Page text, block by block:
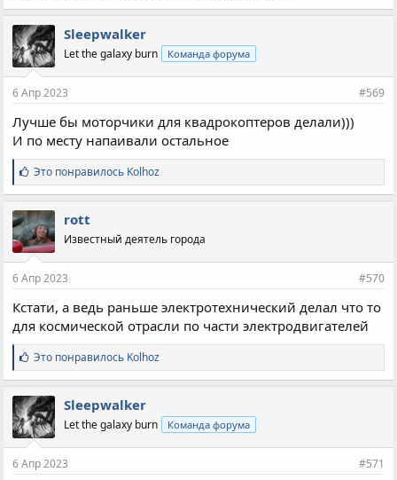
Sleepwalker
Let the galaxy burn Команда форума
6 Апр 2023 #569
Лучше бы моторчики для квадрокоптеров делали)))
И по месту напаивали остальное
С
и
м
п
а
т
и
:
Это понравилось Kolhoz
rott
Известный деятель города
6 Апр 2023 #570
Кстати, а ведь раньше электротехнический делал что то
для космической отрасли по части электродвигателей
С
и
м
п
а
т
и
:
Это понравилось Kolhoz
Sleepwalker
Let the galaxy burn Команда форума
6 Апр 2023 #571